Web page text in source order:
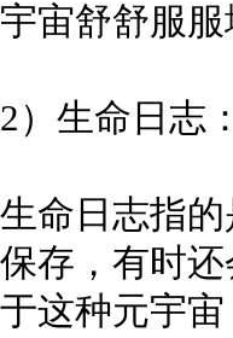
宇宙舒舒服
2）生命日志
生命日志指
保存，有时
于这种元宇宙